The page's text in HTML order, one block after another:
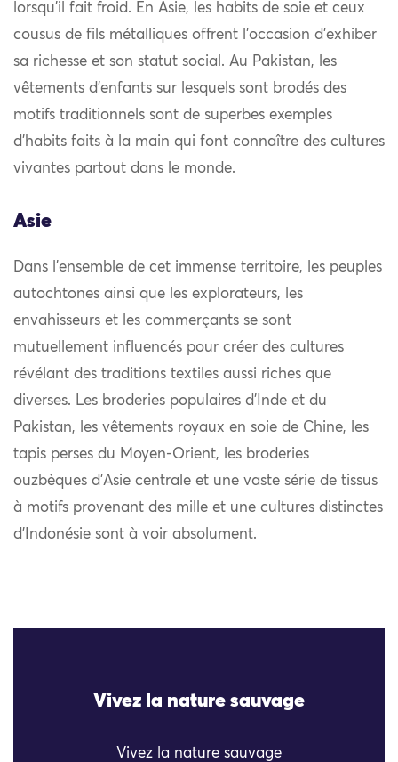
lorsqu’il fait froid. En Asie, les habits de soie et ceux
cousus de fils métalliques offrent l’occasion d’exhiber
sa richesse et son statut social. Au Pakistan, les
vêtements d’enfants sur lesquels sont brodés des
motifs traditionnels sont de superbes exemples
d’habits faits à la main qui font connaître des cultures
vivantes partout dans le monde.
Asie
Dans l’ensemble de cet immense territoire, les peuples
autochtones ainsi que les explorateurs, les
envahisseurs et les commerçants se sont
mutuellement influencés pour créer des cultures
révélant des traditions textiles aussi riches que
diverses. Les broderies populaires d’Inde et du
Pakistan, les vêtements royaux en soie de Chine, les
tapis perses du Moyen-Orient, les broderies
ouzbèques d’Asie centrale et une vaste série de tissus
à motifs provenant des mille et une cultures distinctes
d’Indonésie sont à voir absolument.
Vivez la nature sauvage
Vivez la nature sauvage